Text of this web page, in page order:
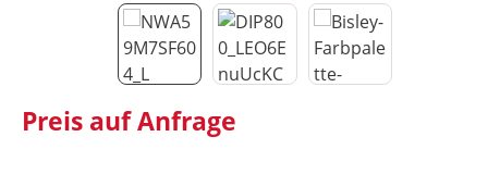
Preis auf Anfrage